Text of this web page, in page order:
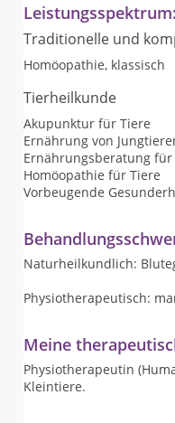
Leistungsspektrum:
Traditionelle und
Homöopathie, klassisch
Tierheilkunde
Akupunktur für Tiere
Ernährung von
Ernährungsberatung
Homöopathie für Tiere
Vorbeugende
Naturheilkundlich:
Physiotherapeutisch:
Meine
Physiotherapeutin
Kleintiere.